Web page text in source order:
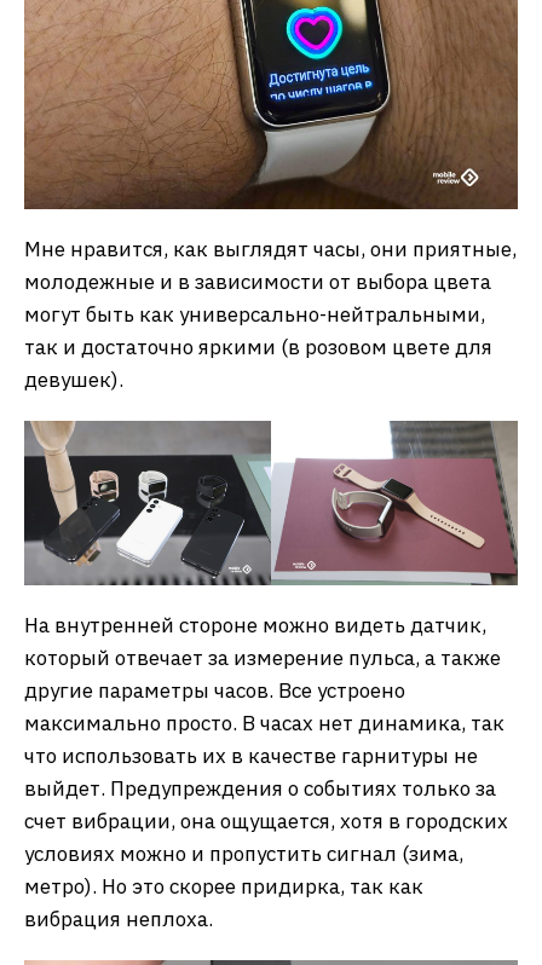
Мне нравится, как выглядят часы, они приятные,
молодежные и в зависимости от выбора цвета
могут быть как универсально-нейтральными,
так и достаточно яркими (в розовом цвете для
девушек).
На внутренней стороне можно видеть датчик,
который отвечает за измерение пульса, а также
другие параметры часов. Все устроено
максимально просто. В часах нет динамика, так
что использовать их в качестве гарнитуры не
выйдет. Предупреждения о событиях только за
счет вибрации, она ощущается, хотя в городских
условиях можно и пропустить сигнал (зима,
метро). Но это скорее придирка, так как
вибрация неплоха.